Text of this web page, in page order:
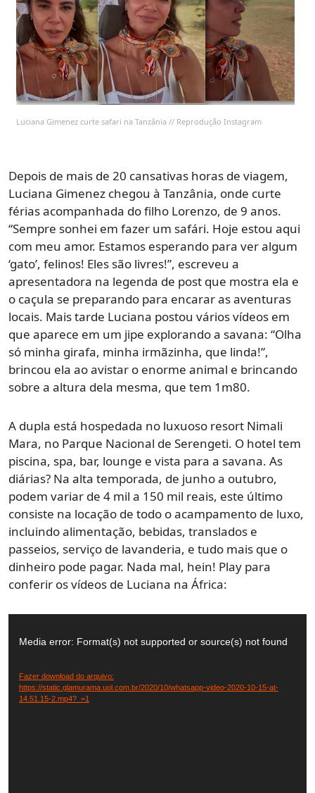
Luciana Gimenez curte safari na Tanzânia // Reprodução Instagram
Depois de mais de 20 cansativas horas de viagem,
Luciana Gimenez chegou à Tanzânia, onde curte
férias acompanhada do filho Lorenzo, de 9 anos.
“Sempre sonhei em fazer um safári. Hoje estou aqui
com meu amor. Estamos esperando para ver algum
‘gato’, felinos! Eles são livres!”, escreveu a
apresentadora na legenda de post que mostra ela e
o caçula se preparando para encarar as aventuras
locais. Mais tarde Luciana postou vários vídeos em
que aparece em um jipe explorando a savana: “Olha
só minha girafa, minha irmãzinha, que linda!”,
brincou ela ao avistar o enorme animal e brincando
sobre a altura dela mesma, que tem 1m80.
A dupla está hospedada no luxuoso resort Nimali
Mara, no Parque Nacional de Serengeti. O hotel tem
piscina, spa, bar, lounge e vista para a savana. As
diárias? Na alta temporada, de junho a outubro,
podem variar de 4 mil a 150 mil reais, este último
consiste na locação de todo o acampamento de luxo,
incluindo alimentação, bebidas, translados e
passeios, serviço de lavanderia, e tudo mais que o
dinheiro pode pagar. Nada mal, hein! Play para
conferir os vídeos de Luciana na África:
deMedia error: Format(s) not supported or source(s) not found
Fazer download do arquivo:
https://static.glamurama.uol.com.br/2020/10/whatsapp-video-2020-10-15-at-
14.51.15-2.mp4?_=1